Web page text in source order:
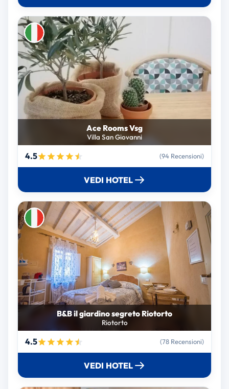
Ace Rooms Vsg
Villa San Giovanni
4.5 (94 Recensioni)
VEDI HOTEL
B&B il giardino segreto Riotorto
Riotorto
4.5 (78 Recensioni)
VEDI HOTEL